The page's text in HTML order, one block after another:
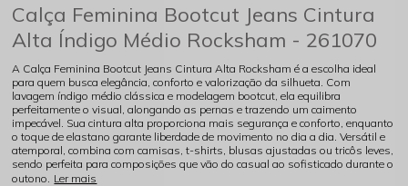
Calça Feminina Bootcut Jeans Cintura
Alta Índigo Médio Rocksham - 261070
A Calça Feminina Bootcut Jeans Cintura Alta Rocksham é a escolha ideal
para quem busca elegância, conforto e valorização da silhueta. Com
lavagem índigo médio clássica e modelagem bootcut, ela equilibra
perfeitamente o visual, alongando as pernas e trazendo um caimento
impecável. Sua cintura alta proporciona mais segurança e conforto, enquanto
o toque de elastano garante liberdade de movimento no dia a dia. Versátil e
atemporal, combina com camisas, t-shirts, blusas ajustadas ou tricôs leves,
sendo perfeita para composições que vão do casual ao sofisticado durante o
outono. Ler mais